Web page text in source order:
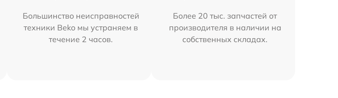
Большинство неисправностей
техники Beko мы устраняем в
течение 2 часов.
Более 20 тыс. запчастей от
производителя в наличии на
собственных складах.